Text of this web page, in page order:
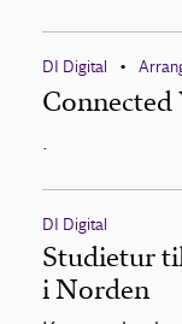
DI Digital •
.
DI Digital
Studietur
i Norden